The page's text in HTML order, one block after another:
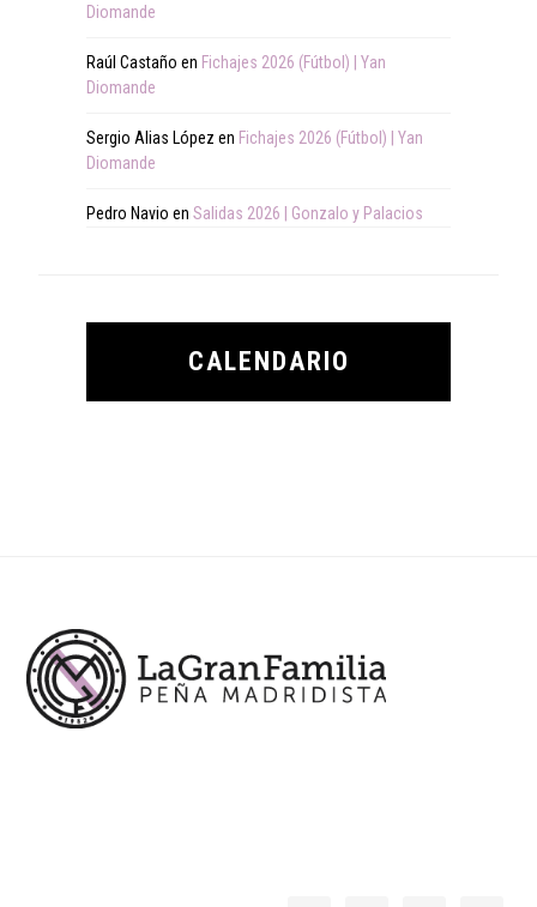
Diomande
Raúl Castaño en Fichajes 2026 (Fútbol) | Yan
Diomande
Sergio Alias López en Fichajes 2026 (Fútbol) | Yan
Diomande
Pedro Navio en Salidas 2026 | Gonzalo y Palacios
CALENDARIO